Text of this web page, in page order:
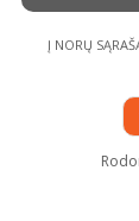
Į NORŲ